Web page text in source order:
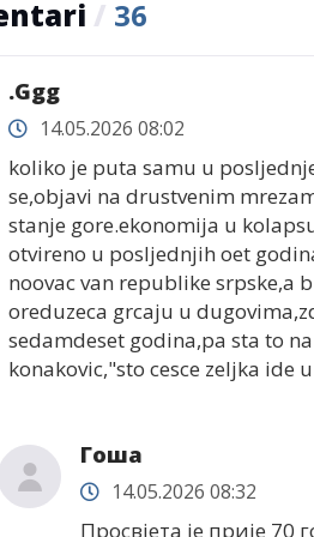
/ 36
.Ggg
14.05.2026 08:02
koliko je puta samu u
se,objavi na drustvenim
stanje gore.ekonomija u
otvireno u posljednjih oet
noovac van republike srpske,a
oreduzeca grcaju u
sedamdeset godina,pa sta to
konakovic,"sto cesce zeljka
Гоша
14.05.2026 08:32
Просвјета је прије